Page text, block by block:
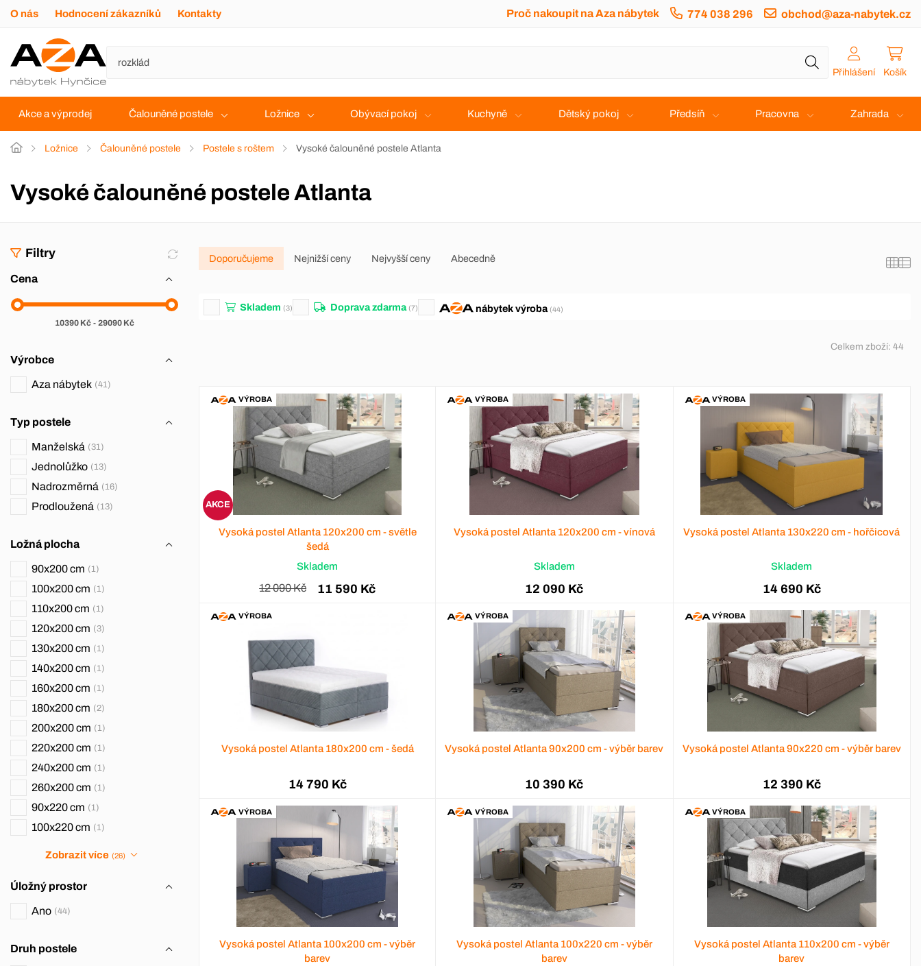
O nás Hodnocení zákazníků Kontakty Proč nakoupit na Aza nábytek 774 038 296 obchod@aza-nabytek.cz
Přihlášení Košík
Akce a výprodej Čalouněné postele Ložnice Obývací pokoj Kuchyně Dětský pokoj Předsíň Pracovna Zahrada
Ložnice Čalouněné postele Postele s roštem Vysoké čalouněné postele Atlanta
Vysoké čalouněné postele Atlanta
Filtry
Cena
10390Kč - 29090Kč
Výrobce
Aza nábytek 41
Typ postele
Manželská 31
Jednolůžko 13
Nadrozměrná 16
Prodloužená 13
Ložná plocha
90x200 cm 1
100x200 cm 1
110x200 cm 1
120x200 cm 3
130x200 cm 1
140x200 cm 1
160x200 cm 1
180x200 cm 2
200x200 cm 1
220x200 cm 1
240x200 cm 1
260x200 cm 1
90x220 cm 1
100x220 cm 1
Zobrazit více (26)
Úložný prostor
Ano 44
Druh postele
Doporučujeme Nejnižší ceny Nejvyšší ceny Abecedně
Skladem (3) Doprava zdarma (7) nábytekvýroba (44)
Celkem zboží: 44
VÝROBA
AKCE
Vysoká postel Atlanta 120x200 cm - světle
šedá
Skladem
12 090 Kč 11 590 Kč
VÝROBA
Vysoká postel Atlanta 120x200 cm - vínová
Skladem
12 090 Kč
VÝROBA
Vysoká postel Atlanta 130x220 cm - hořčicová
Skladem
14 690 Kč
VÝROBA
Vysoká postel Atlanta 180x200 cm - šedá
14 790 Kč
VÝROBA
Vysoká postel Atlanta 90x200 cm - výběr barev
10 390 Kč
VÝROBA
Vysoká postel Atlanta 90x220 cm - výběr barev
12 390 Kč
VÝROBA
Vysoká postel Atlanta 100x200 cm - výběr
barev
VÝROBA
Vysoká postel Atlanta 100x220 cm - výběr
barev
VÝROBA
Vysoká postel Atlanta 110x200 cm - výběr
barev